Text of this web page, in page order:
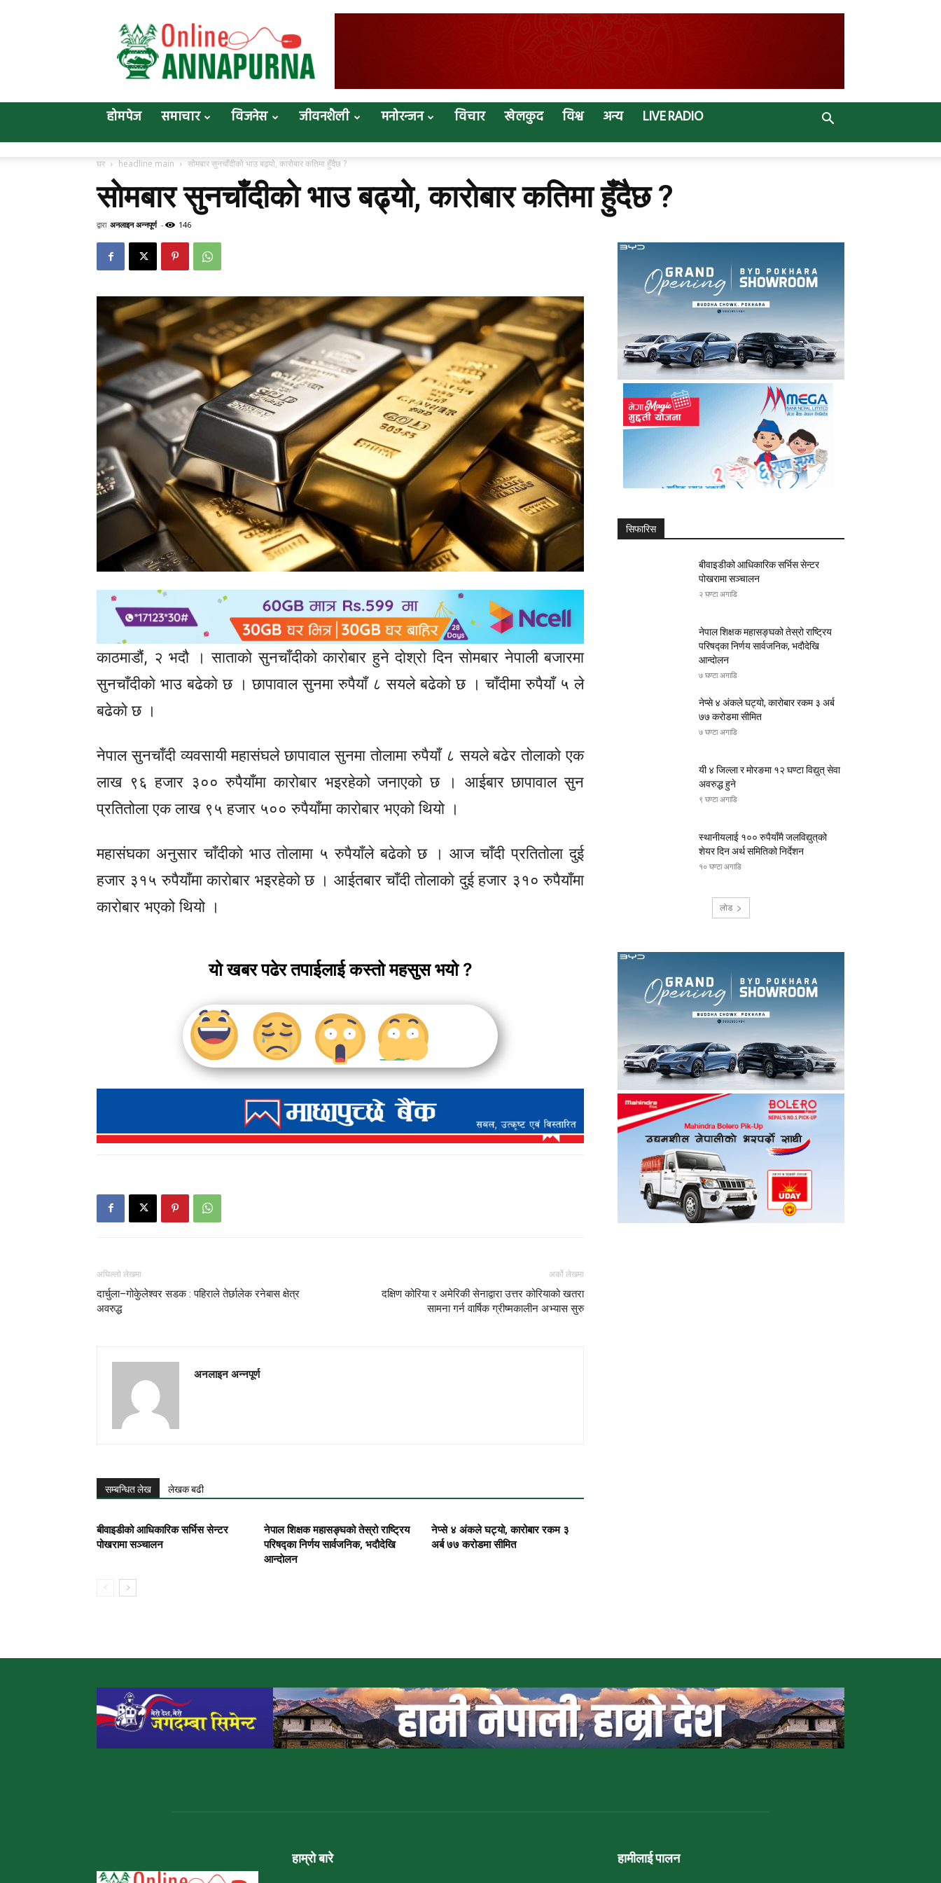
Annapurna
होमपेज समाचार विजनेस जीवनशैली मनोरन्जन विचार खेलकुद विश्व अन्य LIVE RADIO
घर headline main साेमबार सुनचाँदीकाे भाउ बढ्याे, काराेबार कतिमा हुँदैछ ?
साेमबार सुनचाँदीकाे भाउ बढ्याे, काराेबार कतिमा हुँदैछ ?
द्वारा अनलाइन अन्नपूर्ण - 146
काठमाडौं, २ भदौ । साताकाे सुनचाँदीकाे काराेबार हुने दाेश्राे दिन साेमबार नेपाली बजारमा
सुनचाँदीकाे भाउ बढेकाे छ । छापावाल सुनमा रुपैयाँ ८ सयले बढेकाे छ । चाँदीमा रुपैयाँ ५ ले
बढेकाे छ ।
नेपाल सुनचाँदी व्यवसायी महासंघले छापावाल सुनमा ताेलामा रुपैयाँ ८ सयले बढेर ताेलाकाे एक
लाख ९६ हजार ३०० रुपैयाँमा कारोबार भइरहेको जनाएकाे छ । आईबार छापावाल सुन
प्रतितोला एक लाख ९५ हजार ५०० रुपैयाँमा कारोबार भएको थियो ।
महासंघका अनुसार चाँदीको भाउ ताेलामा ५ रुपैयाँले बढेको छ । आज चाँदी प्रतितोला दुई
हजार ३१५ रुपैयाँमा काराेबार भइरहेकाे छ । आईतबार चाँदी ताेलाकाे दुई हजार ३१० रुपैयाँमा
कारोबार भएको थियो ।
यो खबर पढेर तपाईलाई कस्तो महसुस भयो ?
अघिल्लो लेखमा
दार्चुला–गोकुेलेश्वर सडक : पहिराले तेर्छालेक रनेबास क्षेत्र
अवरुद्ध
अर्को लेखमा
दक्षिण कोरिया र अमेरिकी सेनाद्वारा उत्तर कोरियाको खतरा
सामना गर्न वार्षिक ग्रीष्मकालीन अभ्यास सुरु
अनलाइन अन्नपूर्ण
सम्बन्धित लेख लेखक बढी
बीवाइडीको आधिकारिक सर्भिस सेन्टर
पोखरामा सञ्चालन
नेपाल शिक्षक महासङ्घको तेस्रो राष्ट्रिय
परिषद्का निर्णय सार्वजनिक, भदाैदेखि
आन्दाेलन
नेप्से ४ अंकले घट्यो, कारोबार रकम ३
अर्ब ७७ करोडमा सीमित
सिफारिस
बीवाइडीको आधिकारिक सर्भिस सेन्टर
पोखरामा सञ्चालन
२ घण्टा अगाडि
नेपाल शिक्षक महासङ्घको तेस्रो राष्ट्रिय
परिषद्का निर्णय सार्वजनिक, भदाैदेखि
आन्दाेलन
७ घण्टा अगाडि
नेप्से ४ अंकले घट्यो, कारोबार रकम ३ अर्ब
७७ करोडमा सीमित
७ घण्टा अगाडि
यी ४ जिल्ला र मोरङमा १२ घण्टा विद्युत् सेवा
अवरुद्ध हुने
९ घण्टा अगाडि
स्थानीयलाई १०० रुपैयाँमै जलविद्युत्‌को
शेयर दिन अर्थ समितिको निर्देशन
१० घण्टा अगाडि
लोड
हाम्रो बारे हामीलाई पालन